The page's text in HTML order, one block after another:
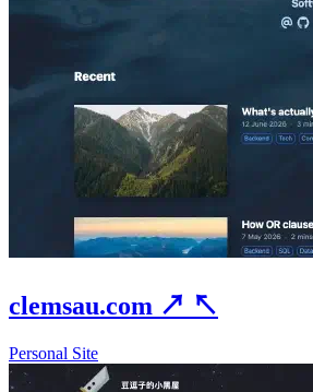
clemsau.com ↗ ↖
Personal Site